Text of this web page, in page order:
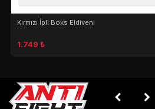
Kırmızı İpli Boks Eldiveni
1.749 ₺